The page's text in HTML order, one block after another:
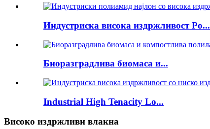
Индустриска висока издржливост Po...
Биоразградлива биомаса и...
Industrial High Tenacity Lo...
Високо издржливи влакна